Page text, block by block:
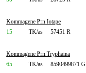
Kommagene Prn.Iotape
15
TK/as 57451 R
Kommagene Prn.Tryphaina
65
TK/as 8590499871 G